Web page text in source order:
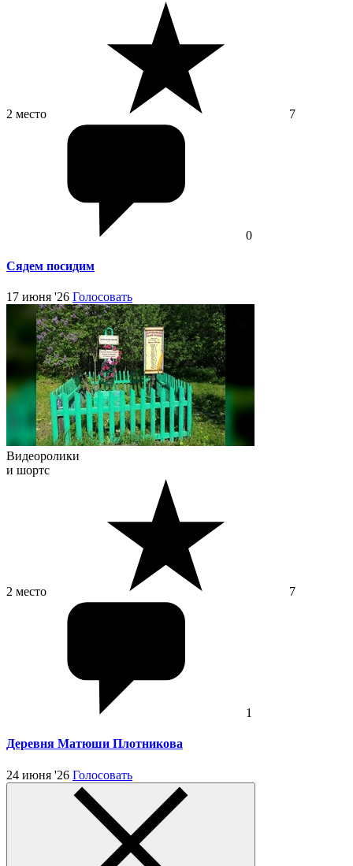
2 место 7
0
Сядем посидим
17 июня '26 Голосовать
Видеоролики
и шортс
2 место 7
1
Деревня Матюши Плотникова
24 июня '26 Голосовать